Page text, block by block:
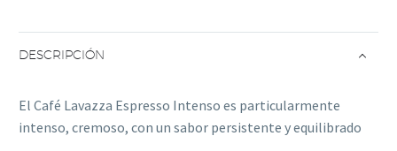
%
Natural
Intensidad
9
cantidad
DESCRIPCIÓN
El Café Lavazza Espresso Intenso es particularmente
intenso, cremoso, con un sabor persistente y equilibrado